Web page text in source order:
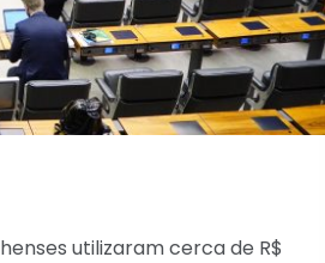
utilizaram cerca de R$